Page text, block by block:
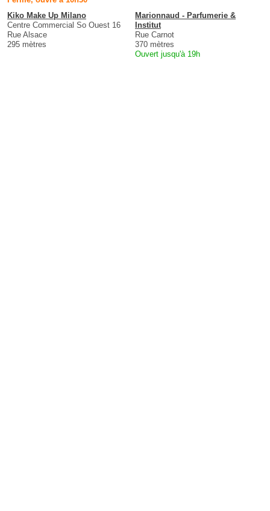
Kiko Make Up Milano
Centre Commercial So Ouest 16
Rue Alsace
295 mètres
Marionnaud - Parfumerie &
Institut
Rue Carnot
370 mètres
Ouvert jusqu'à 19h